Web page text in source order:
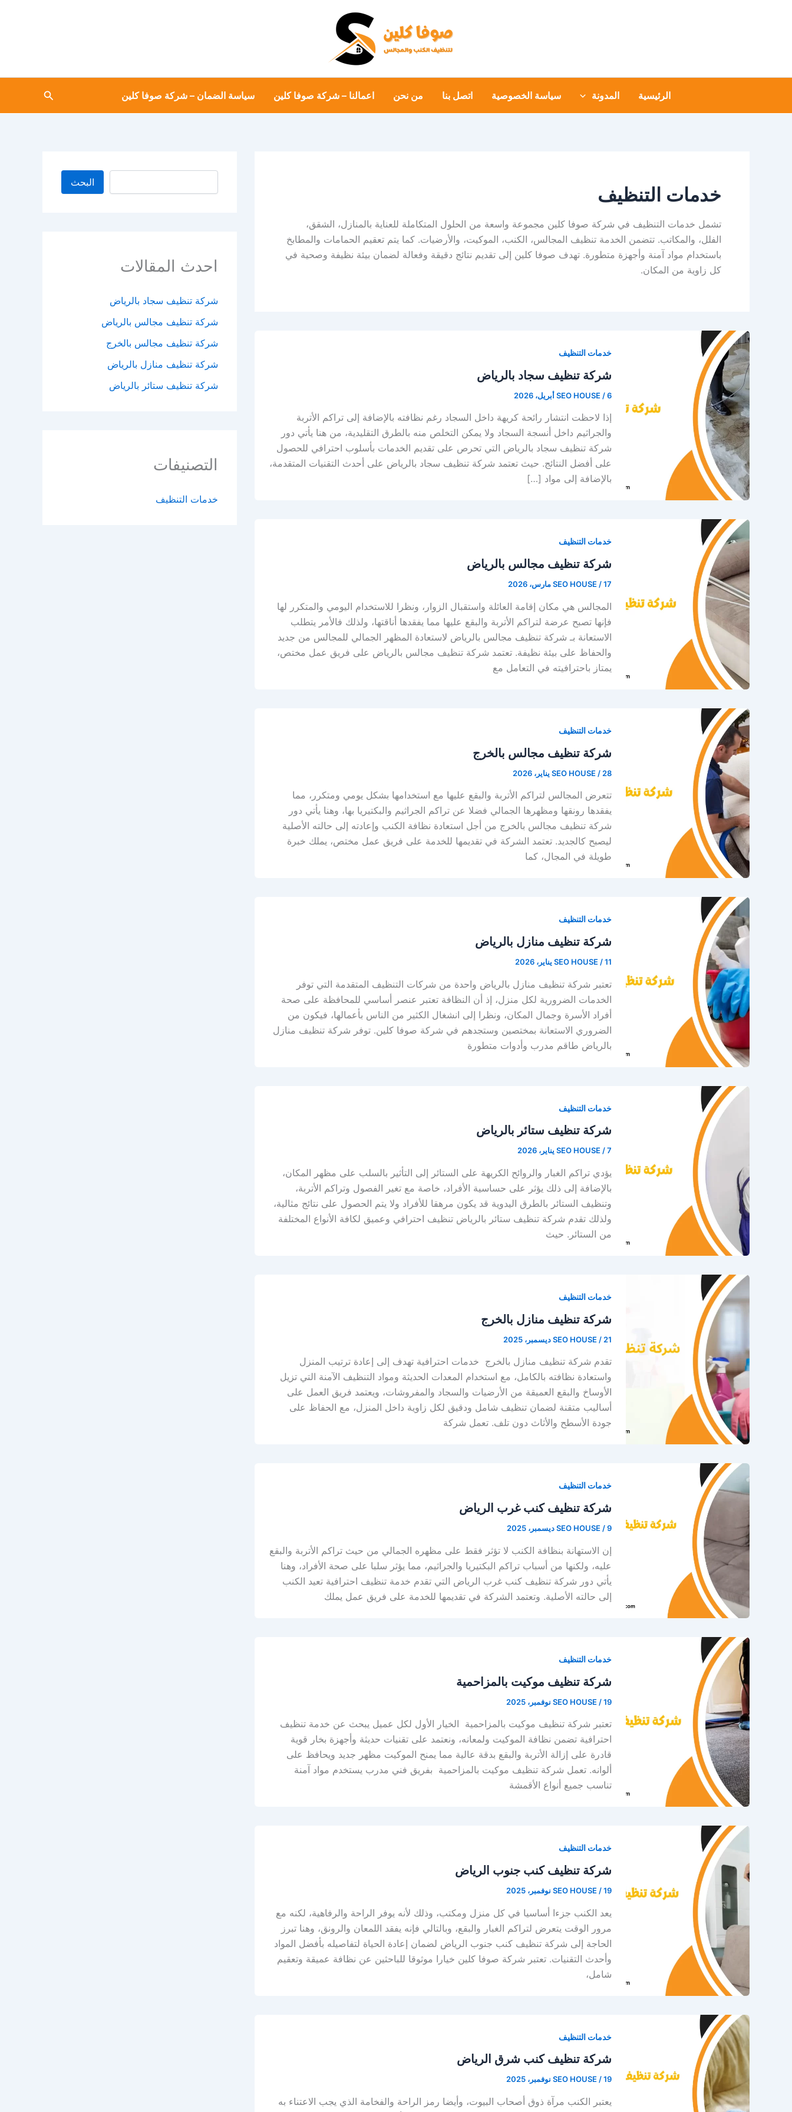
الرئيسية المدونة سياسة الخصوصية اتصل بنا من نحن اعمالنا – شركة صوفا كلين سياسة الضمان – شركة صوفا كلين البحث
خدمات التنظيف
تشمل خدمات التنظيف في شركة صوفا كلين مجموعة واسعة من الحلول المتكاملة للعناية بالمنازل، الشقق،
الفلل، والمكاتب. تتضمن الخدمة تنظيف المجالس، الكنب، الموكيت، والأرضيات. كما يتم تعقيم الحمامات والمطابخ
باستخدام مواد آمنة وأجهزة متطورة. تهدف صوفا كلين إلى تقديم نتائج دقيقة وفعالة لضمان بيئة نظيفة وصحية في
كل زاوية من المكان.
خدمات التنظيف
شركة تنظيف سجاد بالرياض
SEO HOUSE /6 أبريل، 2026
إذا لاحظت انتشار رائحة كريهة داخل السجاد رغم نظافته بالإضافة إلى تراكم الأتربة
والجراثيم داخل أنسجة السجاد ولا يمكن التخلص منه بالطرق التقليدية، من هنا يأتي دور
شركة تنظيف سجاد بالرياض التي تحرص على تقديم الخدمات بأسلوب احترافي للحصول
على أفضل النتائج. حيث تعتمد شركة تنظيف سجاد بالرياض على أحدث التقنيات المتقدمة،
بالإضافة إلى مواد […]
خدمات التنظيف
شركة تنظيف مجالس بالرياض
SEO HOUSE /17 مارس، 2026
المجالس هي مكان إقامة العائلة واستقبال الزوار، ونظرا للاستخدام اليومي والمتكرر لها
فإنها تصبح عرضة لتراكم الأتربة والبقع عليها مما يفقدها أناقتها، ولذلك فالأمر يتطلب
الاستعانة بـ شركة تنظيف مجالس بالرياض لاستعادة المظهر الجمالي للمجالس من جديد
والحفاظ على بيئة نظيفة. تعتمد شركة تنظيف مجالس بالرياض على فريق عمل مختص،
يمتاز باحترافيته في التعامل مع
خدمات التنظيف
شركة تنظيف مجالس بالخرج
SEO HOUSE / 28 يناير، 2026
تتعرض المجالس لتراكم الأتربة والبقع عليها مع استخدامها بشكل يومي ومتكرر، مما
يفقدها رونقها ومظهرها الجمالي فضلا عن تراكم الجراثيم والبكتيريا بها، وهنا يأتي دور
شركة تنظيف مجالس بالخرج من أجل استعادة نظافة الكنب وإعادته إلى حالته الأصلية
ليصبح كالجديد. تعتمد الشركة في تقديمها للخدمة على فريق عمل مختص، يملك خبرة
طويلة في المجال، كما
خدمات التنظيف
شركة تنظيف منازل بالرياض
SEO HOUSE /11 يناير، 2026
تعتبر شركة تنظيف منازل بالرياض واحدة من شركات التنظيف المتقدمة التي توفر
الخدمات الضرورية لكل منزل، إذ أن النظافة تعتبر عنصر أساسي للمحافظة على صحة
أفراد الأسرة وجمال المكان، ونظرا إلى انشغال الكثير من الناس بأعمالها، فيكون من
الضروري الاستعانة بمختصين وستجدهم في شركة صوفا كلين. توفر شركة تنظيف منازل
بالرياض طاقم مدرب وأدوات متطورة
خدمات التنظيف
شركة تنظيف ستائر بالرياض
SEO HOUSE/7 يناير، 2026
يؤدي تراكم الغبار والروائح الكريهة على الستائر إلى التأثير بالسلب على مظهر المكان،
بالإضافة إلى ذلك يؤثر على حساسية الأفراد، خاصة مع تغير الفصول وتراكم الأتربة،
وتنظيف الستائر بالطرق اليدوية قد يكون مرهقا للأفراد ولا يتم الحصول على نتائج مثالية،
ولذلك تقدم شركة تنظيف ستائر بالرياض تنظيف احترافي وعميق لكافة الأنواع المختلفة
من الستائر. حيث
خدمات التنظيف
شركة تنظيف منازل بالخرج
SEO HOUSE / 21 ديسمبر، 2025
تقدم شركة تنظيف منازل بالخرج خدمات احترافية تهدف إلى إعادة ترتيب المنزل
واستعادة نظافته بالكامل، مع استخدام المعدات الحديثة ومواد التنظيف الآمنة التي تزيل
الأوساخ والبقع العميقة من الأرضيات والسجاد والمفروشات، ويعتمد فريق العمل على
أساليب متقنة لضمان تنظيف شامل ودقيق لكل زاوية داخل المنزل، مع الحفاظ على
جودة الأسطح والأثاث دون تلف. تعمل شركة
خدمات التنظيف
شركة تنظيف كنب غرب الرياض
SEO HOUSE /9 ديسمبر، 2025
إن الاستهانة بنظافة الكنب لا تؤثر فقط على مظهره الجمالي من حيث تراكم الأتربة والبقع
عليه، ولكنها من أسباب تراكم البكتيريا والجراثيم، مما يؤثر سلبا على صحة الأفراد، وهنا
يأتي دور شركة تنظيف كنب غرب الرياض التي تقدم خدمة تنظيف احترافية تعيد الكنب
إلى حالته الأصلية. وتعتمد الشركة في تقديمها للخدمة على فريق عمل يملك
خدمات التنظيف
شركة تنظيف موكيت بالمزاحمية
SEO HOUSE /19 نوفمبر، 2025
تعتبر شركة تنظيف موكيت بالمزاحمية الخيار الأول لكل عميل يبحث عن خدمة تنظيف
احترافية تضمن نظافة الموكيت ولمعانه، ونعتمد على تقنيات حديثة وأجهزة بخار قوية
قادرة على إزالة الأتربة والبقع بدقة عالية مما يمنح الموكيت مظهر جديد ويحافظ على
ألوانه. تعمل شركة تنظيف موكيت بالمزاحمية بفريق فني مدرب يستخدم مواد آمنة
تناسب جميع أنواع الأقمشة
خدمات التنظيف
شركة تنظيف كنب جنوب الرياض
SEO HOUSE /19 نوفمبر، 2025
يعد الكنب جزءا أساسيا في كل منزل ومكتب، وذلك لأنه يوفر الراحة والرفاهية، لكنه مع
مرور الوقت يتعرض لتراكم الغبار والبقع، وبالتالي فإنه يفقد اللمعان والرونق، وهنا تبرز
الحاجة إلى شركة تنظيف كنب جنوب الرياض لضمان إعادة الحياة لتفاصيله بأفضل المواد
وأحدث التقنيات. تعتبر شركة صوفا كلين خيارا موثوقا للباحثين عن نظافة عميقة وتعقيم
شامل،
خدمات التنظيف
شركة تنظيف كنب شرق الرياض
SEO HOUSE/19 نوفمبر، 2025
يعتبر الكنب مرآة ذوق أصحاب البيوت، وأيضا رمز الراحة والفخامة الذي يجب الاعتناء به
البحث
احدث المقالات
شركة تنظيف سجاد بالرياض
شركة تنظيف مجالس بالرياض
شركة تنظيف مجالس بالخرج
شركة تنظيف منازل بالرياض
شركة تنظيف ستائر بالرياض
التصنيفات
خدمات التنظيف